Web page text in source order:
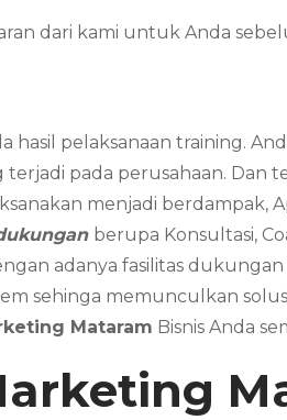
dari kami untuk Anda
pelaksanaan training.
pada perusahaan. Dan
menjadi berdampak,
berupa Konsultasi,
adanya fasilitas
sehinga memunculkan
Mataram Bisnis Anda